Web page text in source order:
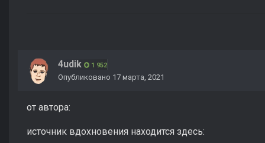
4udik 1 952
Опубликовано 17 марта, 2021
от автора:
источник вдохновения находится здесь: